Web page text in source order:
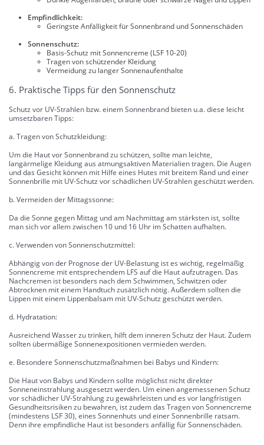
Empfindlichkeit:
Geringste Anfälligkeit für Sonnenbrand und Sonnenschäden
Sonnenschutz:
Basis-Schutz mit Sonnencreme (LSF 10-20)
Tragen von schützender Kleidung
Vermeidung zu langer Sonnenaufenthalte
6. Praktische Tipps für den Sonnenschutz
Schutz vor UV-Strahlen bzw. einem Sonnenbrand bieten u.a. diese leicht
umsetzbaren Tipps:
a. Tragen von Schutzkleidung:
Um die Haut vor Sonnenbrand zu schützen, sollte man leichte,
langärmelige Kleidung aus atmungsaktiven Materialien tragen. Die Augen
und das Gesicht können mit Hilfe eines Hutes mit breitem Rand und einer
Sonnenbrille mit UV-Schutz vor schädlichen UV-Strahlen geschützt werden.
b. Vermeiden der Mittagssonne:
Da die Sonne gegen Mittag und am Nachmittag am stärksten ist, sollte
man sich vor allem zwischen 10 und 16 Uhr im Schatten aufhalten.
c. Verwenden von Sonnenschutzmittel:
Abhängig von der Prognose der UV-Belastung ist es wichtig, regelmäßig
Sonnencreme mit entsprechendem LFS auf die Haut aufzutragen. Das
Nachcremen ist besonders nach dem Schwimmen, Schwitzen oder
Abtrocknen mit einem Handtuch zusätzlich nötig. Außerdem sollten die
Lippen mit einem Lippenbalsam mit UV-Schutz geschützt werden.
d. Hydratation:
Ausreichend Wasser zu trinken, hilft dem inneren Schutz der Haut. Zudem
sollten übermäßige Sonnenexpositionen vermieden werden.
e. Besondere Sonnenschutzmaßnahmen bei Babys und Kindern:
Die Haut von Babys und Kindern sollte möglichst nicht direkter
Sonneneinstrahlung ausgesetzt werden. Um einen angemessenen Schutz
vor schädlicher UV-Strahlung zu gewährleisten und es vor langfristigen
Gesundheitsrisiken zu bewahren, ist zudem das Tragen von Sonnencreme
(mindestens LSF 30), eines Sonnenhuts und einer Sonnenbrille ratsam.
Denn ihre empfindliche Haut ist besonders anfällig für Sonnenschäden.